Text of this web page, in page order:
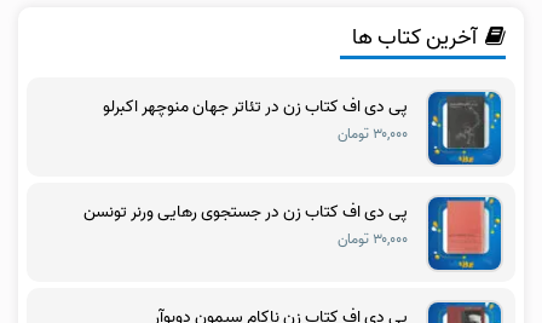
آخرین کتاب ها
پی دی اف کتاب زن در تئاتر جهان منوچهر اکبرلو
۳۰,۰۰۰ تومان
پی دی اف کتاب زن در جستجوی رهایی ورنر تونسن
۳۰,۰۰۰ تومان